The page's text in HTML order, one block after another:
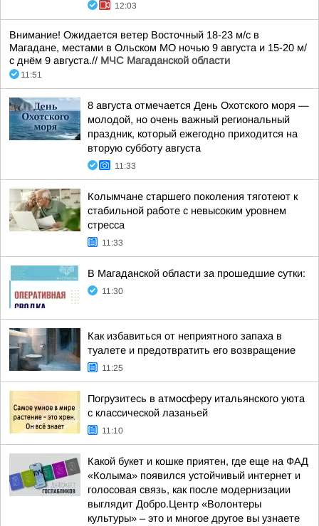
12:03
Внимание! Ожидается ветер Восточный 18-23 м/с в
Магадане, местами в Ольском МО ночью 9 августа и 15-20 м/
с днём 9 августа.// МЧС Магаданской области
11:51
8 августа отмечается День Охотского моря —
молодой, но очень важный региональный
праздник, который ежегодно приходится на
вторую субботу августа
11:33
Колымчане старшего поколения тяготеют к
стабильной работе с невысоким уровнем
стресса
11:33
В Магаданской области за прошедшие сутки:
11:30
Как избавиться от неприятного запаха в
туалете и предотвратить его возвращение
11:25
Погрузитесь в атмосферу итальянского уюта
с классической лазаньей
11:10
Какой букет и кошке приятен, где еще на ФАД
«Колыма» появился устойчивый интернет и
голосовая связь, как после модернизации
выглядит Добро.Центр «Волонтеры
культуры» – это и многое другое вы узнаете